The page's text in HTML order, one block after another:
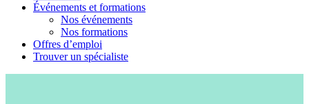
Événements et formations
Nos événements
Nos formations
Offres d’emploi
Trouver un spécialiste